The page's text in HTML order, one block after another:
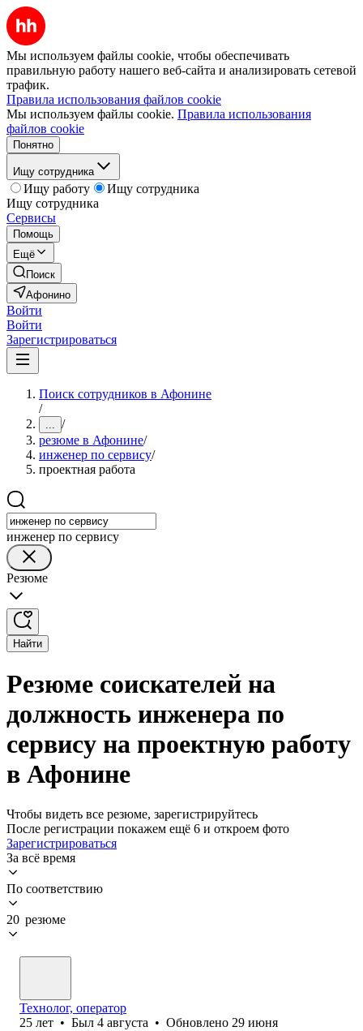
Мы используем файлы cookie, чтобы обеспечивать
правильную работу нашего веб-сайта и анализировать сетевой
трафик.
Правила использования файлов cookie
Мы используем файлы cookie. Правила использования
файлов cookie
Понятно
Ищу сотрудника
Ищу работу
Ищу сотрудника
Ищу сотрудника
Сервисы
Помощь
Ещё
Поиск
Афонино
Войти
Войти
Зарегистрироваться
Поиск сотрудников в Афонине
/
... /
резюме в Афонине/
инженер по сервису/
проектная работа
инженер по сервису
Резюме
Найти
Резюме соискателей на
должность инженера по
сервису на проектную работу
в Афонине
Чтобы видеть все резюме, зарегистрируйтесь
После регистрации покажем ещё 6 и откроем фото
Зарегистрироваться
За всё время
По соответствию
20 резюме
Технолог, оператор
25 лет • Был 4 августа • Обновлено 29 июня